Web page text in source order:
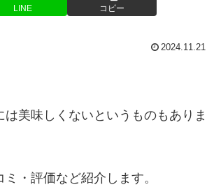
LINE コピー
2024.11.21
美味しくないというものもありま
・評価など紹介します。